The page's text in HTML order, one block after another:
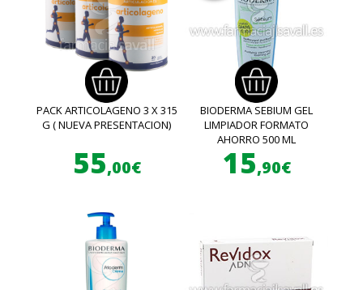
PACK ARTICOLAGENO 3 X 315
G ( NUEVA PRESENTACION)
55,00€
BIODERMA SEBIUM GEL
LIMPIADOR FORMATO
AHORRO 500 ML
15,90€